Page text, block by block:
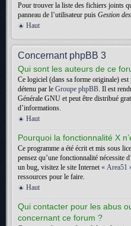
Pour trouver la liste des fichiers joints
panneau de l’utilisateur puis Gestion
Haut
Concernant phpBB 3
Qui sont les auteurs de ce
Ce logiciel (dans sa forme originale)
détenu par le Groupe phpBB. Il est
Générale GNU et peut être distribué
d’informations.
Haut
Pourquoi la fonctionnalité X
Ce programme a été écrit et mis sous
pensez qu’une fonctionnalité nécessite
un bug, visitez le site Internet« Area51
ressources pour le faire.
Haut
Qui contacter pour les abus
concernant ce forum ?